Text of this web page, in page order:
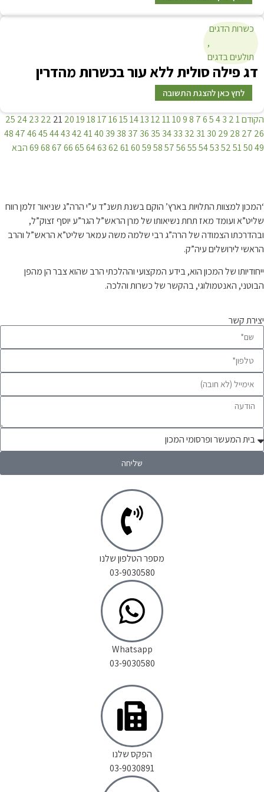
זה' אין זה אלא דברים שאינם ראויים לא במחשבה ולא
גדולה שבתשובה בהלכה כותבים סגנון כזה, והוא
עון].
תולעת שני.
סולית ללא עור בכשרות מהדרין
להצגת התשובה
התשובה שאין לסמוך ואין לרכוש דג זה.
5
6
7
8
9
10
11
12
13
14
15
16
17
18
19
20
21
22
23
24
25
30
31
32
33
34
35
36
37
38
39
40
41
42
43
44
45
46
47
48
53
54
55
56
57
58
59
60
61
62
63
64
65
66
67
68
69הבא
התלויות בארץ’ הוקם בשנת תשנ”ד ע”י הרה”ג שניאור זלמן רווח
מאז תחת נשיאותו של מרן הראש”ל הגר”ע יוסף זצוק”ל,
של הרה”ג רבי שלמה משה עמאר שליט”א הראש”ל והרב
עיה”ק.
המכון הוא, בידע המקצועי וההלכתי הרב שהוא צבר הן מהפן
בהקשר של כשרות והלכה.
מספר הטלפון שלנו
03-9030580
03-9030580